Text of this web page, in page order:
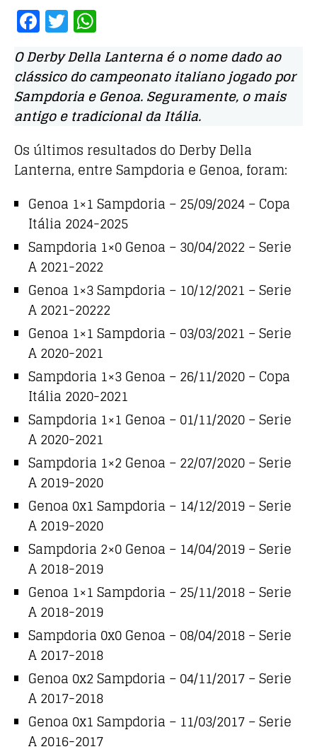
F
a
c
e
b
o
o
k
T
w
it
te
r
h
at
s
A
p
p
O Derby Della Lanterna é o nome dado ao
clássico do campeonato italiano jogado por
Sampdoria e Genoa. Seguramente, o mais
antigo e tradicional da Itália.
Os últimos resultados do Derby Della
Lanterna, entre Sampdoria e Genoa, foram:
Genoa 1×1 Sampdoria – 25/09/2024 – Copa
Itália 2024-2025
Sampdoria 1×0 Genoa – 30/04/2022 – Serie
A 2021-2022
Genoa 1×3 Sampdoria – 10/12/2021 – Serie
A 2021-20222
Genoa 1×1 Sampdoria – 03/03/2021 – Serie
A 2020-2021
Sampdoria 1×3 Genoa – 26/11/2020 – Copa
Itália 2020-2021
Sampdoria 1×1 Genoa – 01/11/2020 – Serie
A 2020-2021
Sampdoria 1×2 Genoa – 22/07/2020 – Serie
A 2019-2020
Genoa 0x1 Sampdoria – 14/12/2019 – Serie
A 2019-2020
Sampdoria 2×0 Genoa – 14/04/2019 – Serie
A 2018-2019
Genoa 1×1 Sampdoria – 25/11/2018 – Serie
A 2018-2019
Sampdoria 0x0 Genoa – 08/04/2018 – Serie
A 2017-2018
Genoa 0x2 Sampdoria – 04/11/2017 – Serie
A 2017-2018
Genoa 0x1 Sampdoria – 11/03/2017 – Serie
A 2016-2017